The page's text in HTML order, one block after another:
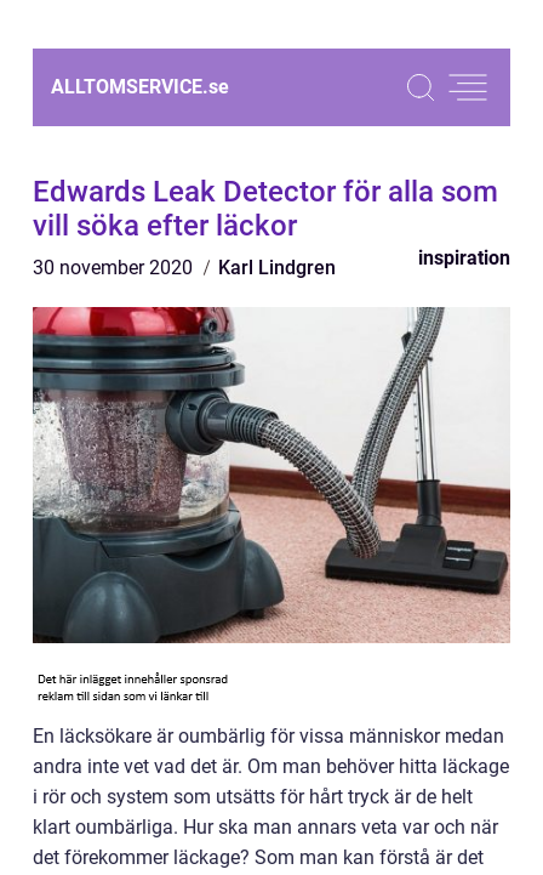
ALLTOMSERVICE.se
Edwards Leak Detector för alla som
vill söka efter läckor
30 november 2020 Karl Lindgren inspiration
En läcksökare är oumbärlig för vissa människor medan
andra inte vet vad det är. Om man behöver hitta läckage
i rör och system som utsätts för hårt tryck är de helt
klart oumbärliga. Hur ska man annars veta var och när
det förekommer läckage? Som man kan förstå är det